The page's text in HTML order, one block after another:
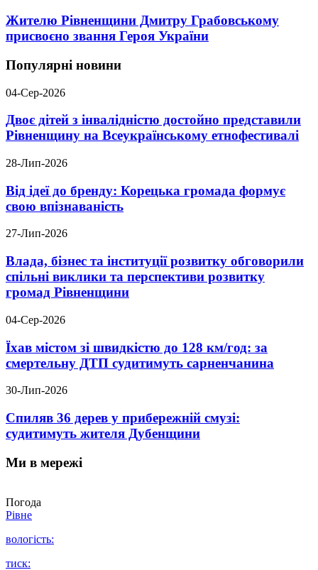
Жителю Рівненщини Дмитру Грабовському
присвоєно звання Героя України
Популярні новини
04-Сер-2026
Двоє дітей з інвалідністю достойно представили
Рівненщину на Всеукраїнському етнофестивалі
28-Лип-2026
Від ідеї до бренду: Корецька громада формує
свою впізнаваність
27-Лип-2026
Влада, бізнес та інституції розвитку обговорили
спільні виклики та перспективи розвитку
громад Рівненщини
04-Сер-2026
Їхав містом зі швидкістю до 128 км/год: за
смертельну ДТП судитимуть сарненчанина
30-Лип-2026
Спиляв 36 дерев у прибережній смузі:
судитимуть жителя Дубенщини
Ми в мережі
Погода
Рівне
вологість:
тиск: